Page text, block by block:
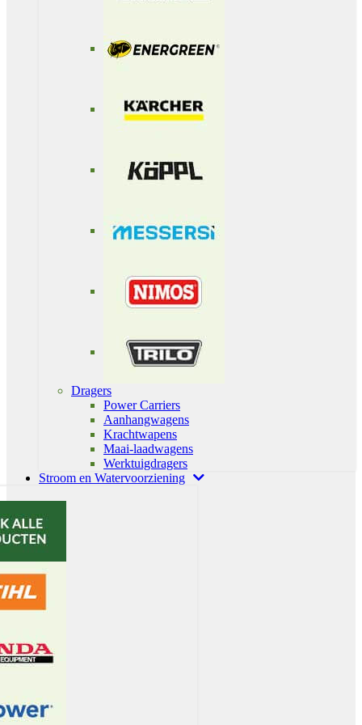
Dragers
Power Carriers
Aanhangwagens
Krachtwapens
Maai-laadwagens
Werktuigdragers
Stroom en Watervoorziening